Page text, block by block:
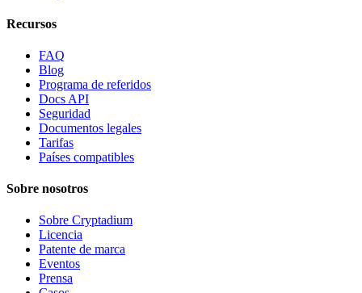
Recursos
FAQ
Blog
Programa de referidos
Docs API
Seguridad
Documentos legales
Tarifas
Países compatibles
Sobre nosotros
Sobre Cryptadium
Licencia
Patente de marca
Eventos
Prensa